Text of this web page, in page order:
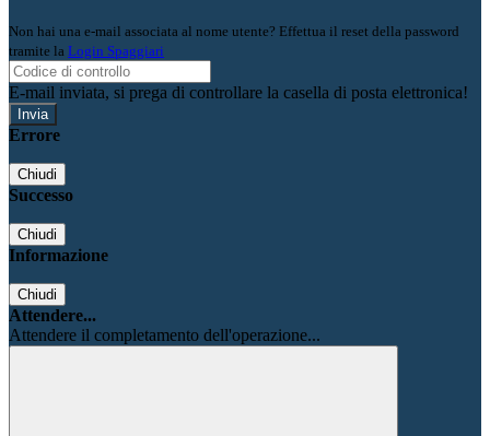
Non hai una e-mail associata al nome utente? Effettua il reset della password
tramite la Login Spaggiari
E-mail inviata, si prega di controllare la casella di posta elettronica!
Errore
Chiudi
Successo
Chiudi
Informazione
Chiudi
Attendere...
Attendere il completamento dell'operazione...